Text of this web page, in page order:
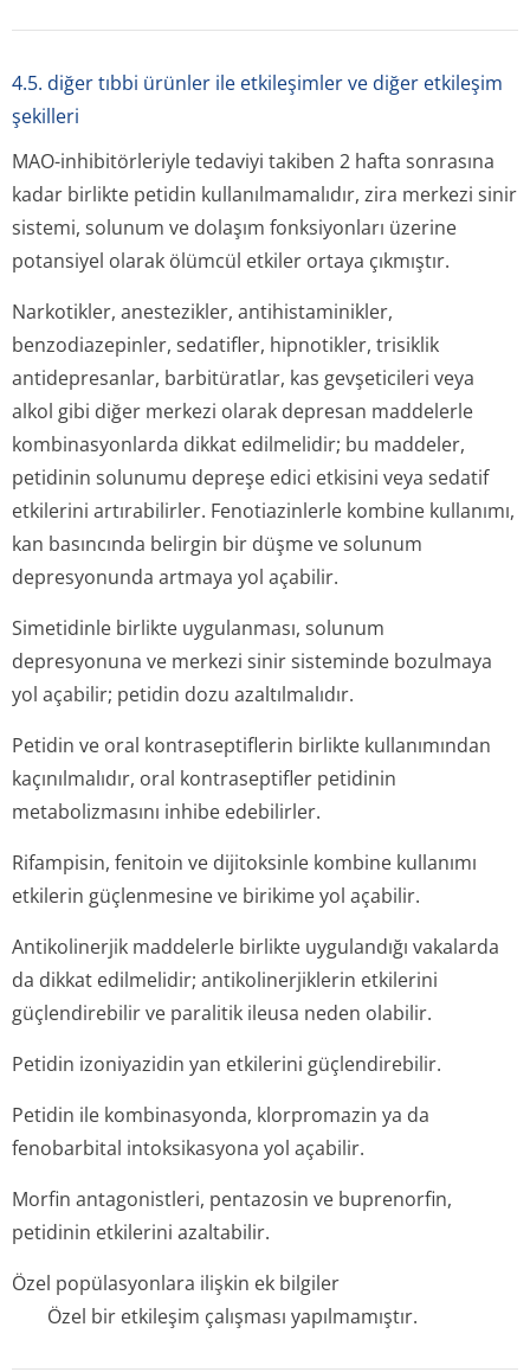
4.5. diğer tıbbi ürünler ile etkileşimler ve diğer etkileşim
şekilleri
MAO-inhibitörleriyle tedaviyi takiben 2 hafta sonrasına
kadar birlikte petidin kullanılmamalıdır, zira merkezi sinir
sistemi, solunum ve dolaşım fonksiyonları üzerine
potansiyel olarak ölümcül etkiler ortaya çıkmıştır.
Narkotikler, anestezikler, antihistaminikler,
benzodiazepinler, sedatifler, hipnotikler, trisiklik
antidepresanlar, barbitüratlar, kas gevşeticileri veya
alkol gibi diğer merkezi olarak depresan maddelerle
kombinasyonlarda dikkat edilmelidir; bu maddeler,
petidinin solunumu depreşe edici etkisini veya sedatif
etkilerini artırabilirler. Fenotiazinlerle kombine kullanımı,
kan basıncında belirgin bir düşme ve solunum
depresyonunda artmaya yol açabilir.
Simetidinle birlikte uygulanması, solunum
depresyonuna ve merkezi sinir sisteminde bozulmaya
yol açabilir; petidin dozu azaltılmalıdır.
Petidin ve oral kontraseptiflerin birlikte kullanımından
kaçınılmalıdır, oral kontraseptifler petidinin
metabolizmasını inhibe edebilirler.
Rifampisin, fenitoin ve dijitoksinle kombine kullanımı
etkilerin güçlenmesine ve birikime yol açabilir.
Antikolinerjik maddelerle birlikte uygulandığı vakalarda
da dikkat edilmelidir; antikolinerjiklerin etkilerini
güçlendirebilir ve paralitik ileusa neden olabilir.
Petidin izoniyazidin yan etkilerini güçlendirebilir.
Petidin ile kombinasyonda, klorpromazin ya da
fenobarbital intoksikasyona yol açabilir.
Morfin antagonistleri, pentazosin ve buprenorfin,
petidinin etkilerini azaltabilir.
Özel popülasyonlara ilişkin ek bilgiler
Özel bir etkileşim çalışması yapılmamıştır.